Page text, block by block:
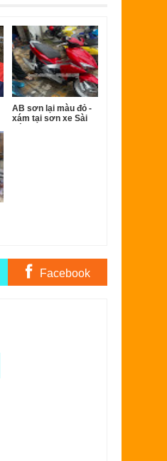
AB sơn lại màu đỏ -
xám tại sơn xe Sài
Facebook